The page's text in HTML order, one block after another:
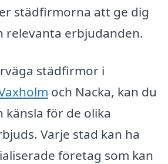
städfirmorna att ge dig
relevanta erbjudanden.
städfirmor i
och Nacka, kan du
känsla för de olika
Varje stad kan ha
företag som kan